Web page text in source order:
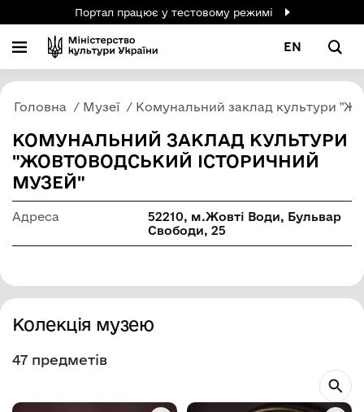
Портал працює у тестовому режимі
EN
Головна Музеї Комунальний заклад культури
КОМУНАЛЬНИЙ ЗАКЛАД КУЛЬТУРИ
"ЖОВТОВОДСЬКИЙ ІСТОРИЧНИЙ
МУЗЕЙ"
Адреса
52210, м.Жовті Води, Бульвар
Свободи, 25
Колекція музею
47 предметів